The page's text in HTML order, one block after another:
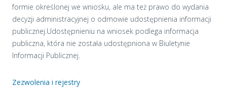
formie określonej we wniosku, ale ma też prawo do wydania
decyzji administracyjnej o odmowie udostępnienia informacji
publicznej.Udostępnieniu na wniosek podlega informacja
publiczna, która nie została udostępniona w Biuletynie
Informacji Publicznej.
Zezwolenia i rejestry